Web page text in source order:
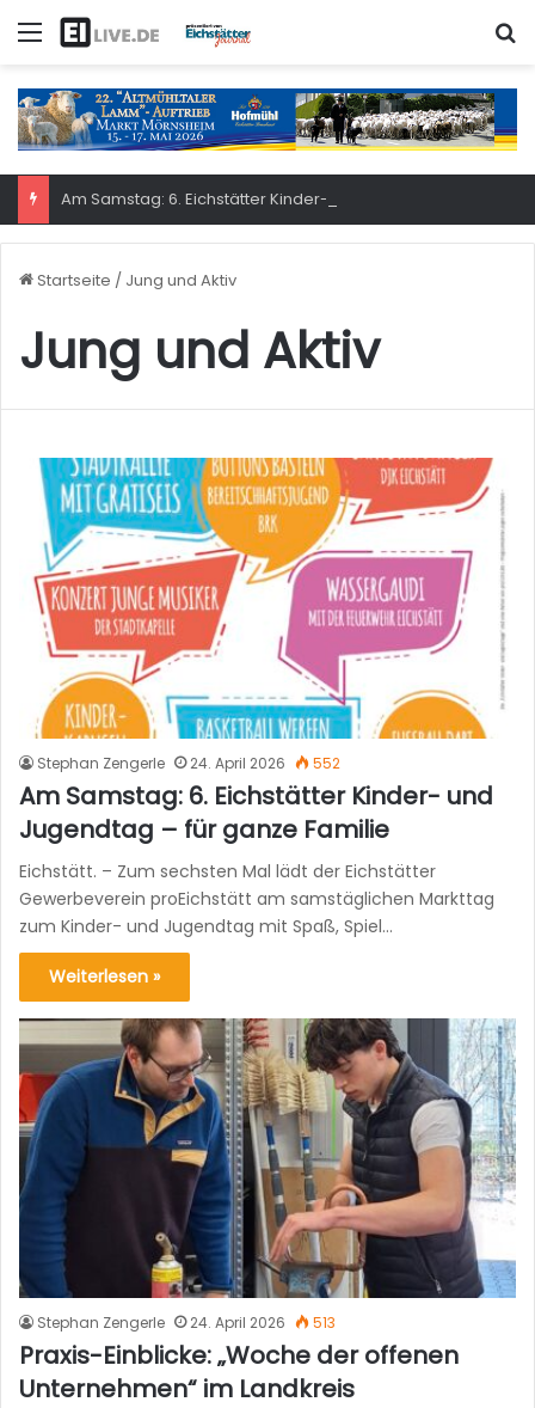
Menü
Startseite / Jung und Aktiv
Jung und Aktiv
Stephan Zengerle 24. April 2026 552
Am Samstag: 6. Eichstätter Kinder- und
Jugendtag – für ganze Familie
Eichstätt. – Zum sechsten Mal lädt der Eichstätter
Gewerbeverein proEichstätt am samstäglichen Markttag
zum Kinder- und Jugendtag mit Spaß, Spiel…
Weiterlesen »
Stephan Zengerle 24. April 2026 513
Praxis-Einblicke: „Woche der offenen
Unternehmen“ im Landkreis